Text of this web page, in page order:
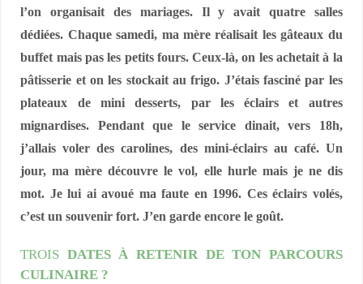
l’on organisait des mariages. Il y avait quatre salles
dédiées. Chaque samedi, ma mère réalisait les gâteaux du
buffet mais pas les petits fours. Ceux-là, on les achetait à la
pâtisserie et on les stockait au frigo. J’étais fasciné par les
plateaux de mini desserts, par les éclairs et autres
mignardises. Pendant que le service dinait, vers 18h,
j’allais voler des carolines, des mini-éclairs au café. Un
jour, ma mère découvre le vol, elle hurle mais je ne dis
mot. Je lui ai avoué ma faute en 1996. Ces éclairs volés,
c’est un souvenir fort. J’en garde encore le goût.
TROIS DATES À RETENIR DE TON PARCOURS
CULINAIRE ?